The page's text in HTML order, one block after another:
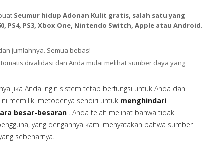
Seumur hidup Adonan Kulit gratis, salah satu yang
PS4, PS3, Xbox One, Nintendo Switch, Apple atau Android.
jumlahnya. Semua bebas!
divalidasi dan Anda mulai melihat sumber daya yang
jika Anda ingin sistem tetap berfungsi untuk Anda dan
memiliki metodenya sendiri untuk menghindari
besar-besaran . Anda telah melihat bahwa tidak
yang dengannya kami menyatakan bahwa sumber
sebenarnya.